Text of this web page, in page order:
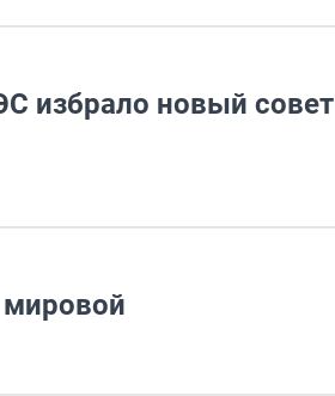
избрало новый совет